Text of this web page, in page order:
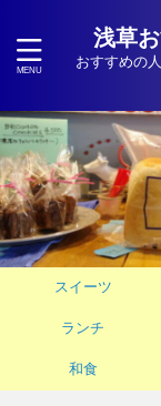
浅草
おすすめの
スイーツ
ランチ
和食